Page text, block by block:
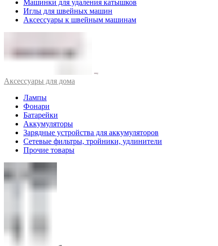
Машинки для удаления катышков
Иглы для швейных машин
Аксессуары к швейным машинам
Аксессуары для дома
Лампы
Фонари
Батарейки
Аккумуляторы
Зарядные устройства для аккумуляторов
Сетевые фильтры, тройники, удлинители
Прочие товары